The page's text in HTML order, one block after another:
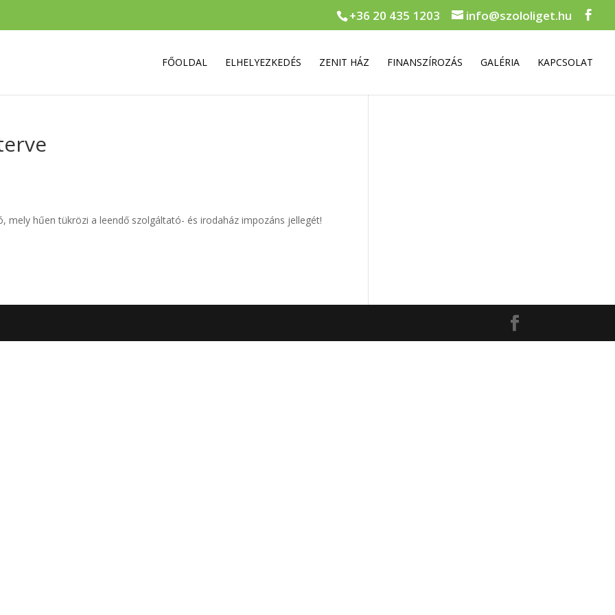
+36 20 435 1203 info@szololiget.hu
FŐOLDAL ELHELYEZKEDÉS ZENIT HÁZ FINANSZÍROZÁS GALÉRIA KAPCSOLAT
mely hűen tükrözi a leendő szolgáltató- és irodaház impozáns jellegét!